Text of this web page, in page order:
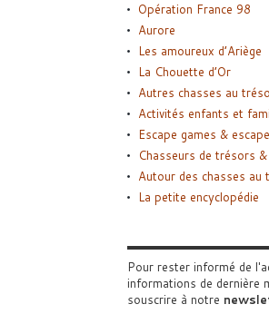
Opération France 98
Aurore
Les amoureux d’Ariège
La Chouette d’Or
Autres chasses au
Activités enfants et
Escape games &
Chasseurs de trésors
Autour des chasses au
La petite encyclopédie
Pour rester informé de
informations de dernière
souscrire à notre